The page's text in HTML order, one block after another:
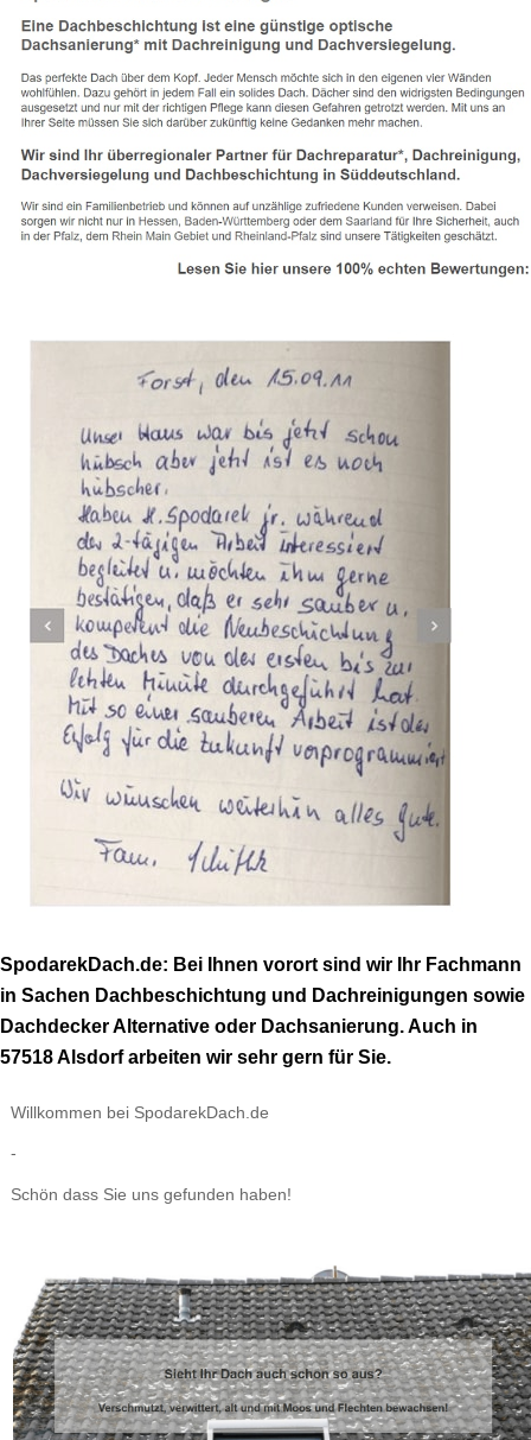
SpodarekDach.de: Bei Ihnen vorort sind wir Ihr Fachmann
in Sachen Dachbeschichtung und Dachreinigungen sowie
Dachdecker Alternative oder Dachsanierung. Auch in
57518 Alsdorf arbeiten wir sehr gern für Sie.
Willkommen bei SpodarekDach.de
-
Schön dass Sie uns gefunden haben!